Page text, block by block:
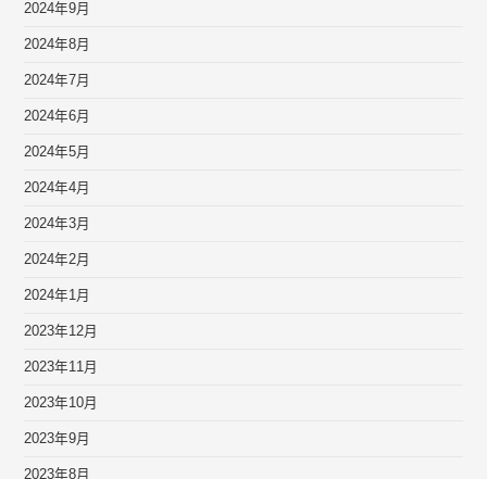
2024年9月
2024年8月
2024年7月
2024年6月
2024年5月
2024年4月
2024年3月
2024年2月
2024年1月
2023年12月
2023年11月
2023年10月
2023年9月
2023年8月